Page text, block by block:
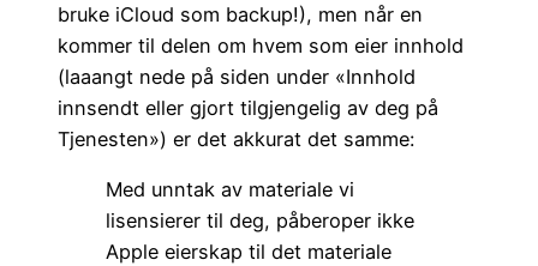
bruke iCloud som backup!), men når en
kommer til delen om hvem som eier innhold
(laaangt nede på siden under «Innhold
innsendt eller gjort tilgjengelig av deg på
Tjenesten») er det akkurat det samme:
Med unntak av materiale vi
lisensierer til deg, påberoper ikke
Apple eierskap til det materiale